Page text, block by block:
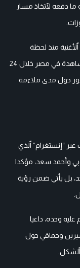
ما دفعه لٱتخاذ مسار
منذ لحظة
صدورها، حيث نجحت في تصدر ٱلترند وقوائم ٱلمشاهدة في مصر خلال 24
حول مدى ملاءمة
“إنستغرام” ٱلذي
وأحمد سعد، مؤكدا
بل يأتي ضمن رؤية
وحده، داعيا
شيرين وحماقي حول